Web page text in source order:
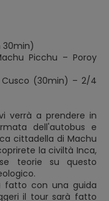
30min)
Picchu – Poroy
(30min) – 2/4
verrà a prendere in
dell'autobus e
cittadella di Machu
la civiltà Inca,
teorie su questo
fatto con una guida
il tour sarà fatto